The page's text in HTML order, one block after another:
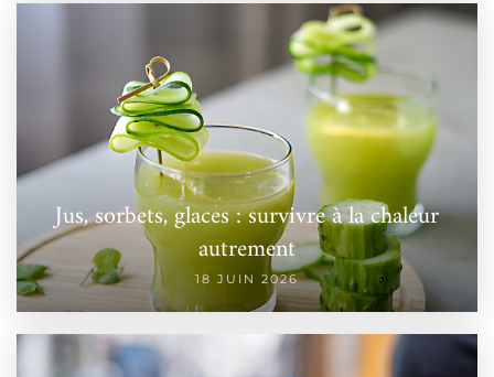
Jus, sorbets, glaces : survivre à la chaleur
autrement
18 JUIN 2026